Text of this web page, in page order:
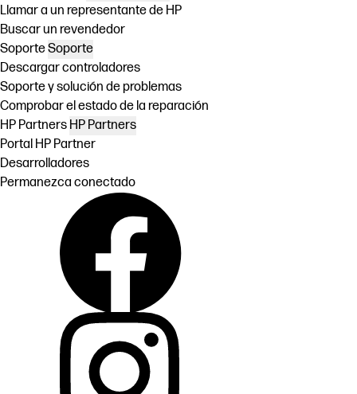
Llamar a un representante de HP
Buscar un revendedor
SoporteSoporte
Descargar controladores
Soporte y solución de problemas
Comprobar el estado de la reparación
HP Partners HP Partners
Portal HP Partner
Desarrolladores
Permanezca conectado